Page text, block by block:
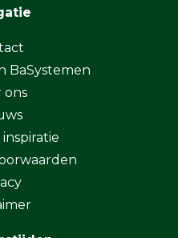
BaSystemen
ons